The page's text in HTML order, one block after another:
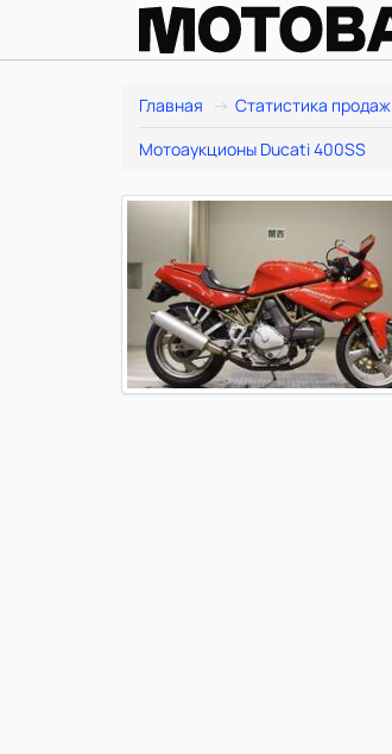
Главная Статистика продаж
Мотоаукционы Ducati 400SS